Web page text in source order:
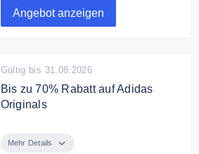
Angebot anzeigen
Gültig bis 31.08.2026
Bis zu 70% Rabatt auf Adidas
Originals
ausgewählte Adidas Originals
Mehr Details